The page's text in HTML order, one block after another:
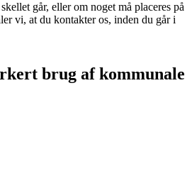
går, eller om noget må placeres på
vi, at du kontakter os, inden du går i
brug af kommunale